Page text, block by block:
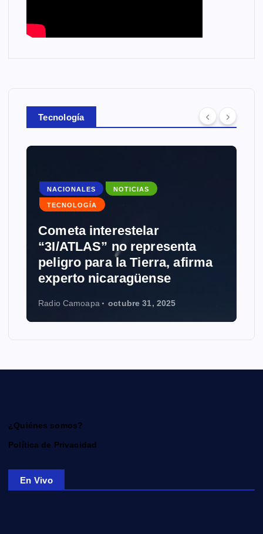
Tecnología
NACIONALES NOTICIAS
TECNOLOGÍA
Cometa interestelar
“3I/ATLAS” no representa
peligro para la Tierra, afirma
experto nicaragüense
Radio Camoapa octubre 31, 2025
¿Quiénes somos?
Política de Privacidad
En Vivo